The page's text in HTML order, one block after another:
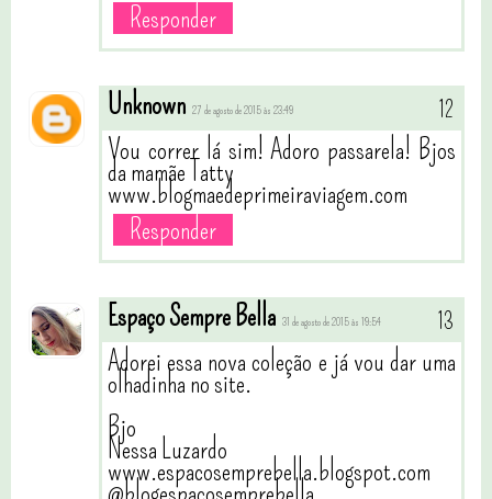
Responder
Unknown 27 de agosto de 2015 às 23:49
Vou correr lá sim! Adoro passarela! Bjos
da mamãe Tatty
www.blogmaedeprimeiraviagem.com
Responder
Espaço Sempre Bella 31 de agosto de 2015 às 19:54
Adorei essa nova coleção e já vou dar uma
olhadinha no site.
Bjo
Nessa Luzardo
www.espacosemprebella.blogspot.com